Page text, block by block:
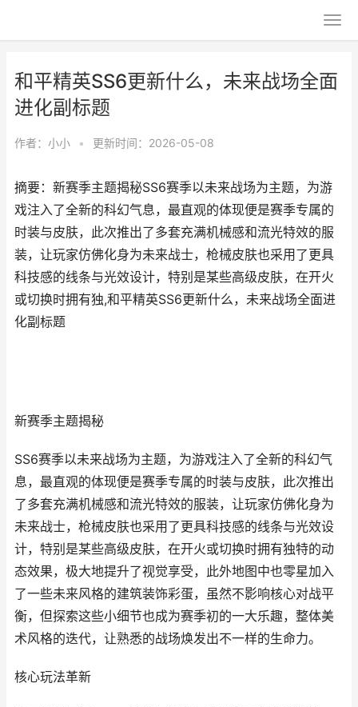
和平精英SS6更新什么，未来战场全面
进化副标题
作者： 小小 • 更新时间：2026-05-08
摘要：新赛季主题揭秘SS6赛季以未来战场为主题，为游
戏注入了全新的科幻气息，最直观的体现便是赛季专属的
时装与皮肤，此次推出了多套充满机械感和流光特效的服
装，让玩家仿佛化身为未来战士，枪械皮肤也采用了更具
科技感的线条与光效设计，特别是某些高级皮肤，在开火
或切换时拥有独,和平精英SS6更新什么，未来战场全面进
化副标题
新赛季主题揭秘
SS6赛季以未来战场为主题，为游戏注入了全新的科幻气
息，最直观的体现便是赛季专属的时装与皮肤，此次推出
了多套充满机械感和流光特效的服装，让玩家仿佛化身为
未来战士，枪械皮肤也采用了更具科技感的线条与光效设
计，特别是某些高级皮肤，在开火或切换时拥有独特的动
态效果，极大地提升了视觉享受，此外地图中也零星加入
了一些未来风格的建筑装饰彩蛋，虽然不影响核心对战平
衡，但探索这些小细节也成为赛季初的一大乐趣，整体美
术风格的迭代，让熟悉的战场焕发出不一样的生命力。
核心玩法革新